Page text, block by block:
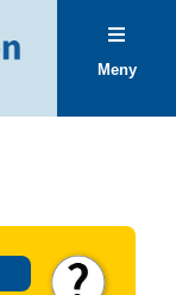
Meny